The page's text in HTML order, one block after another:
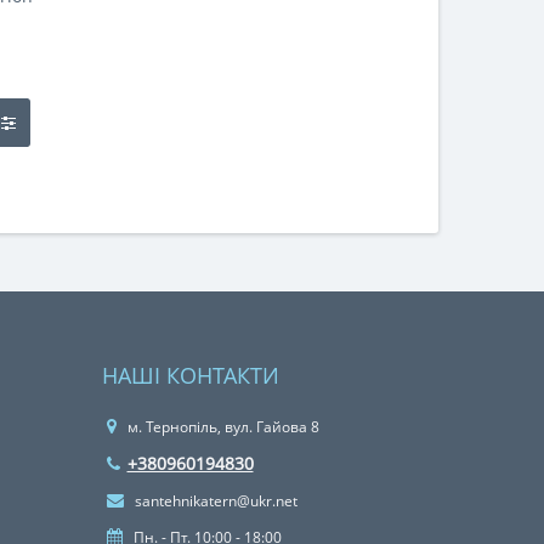
НАШІ КОНТАКТИ
м. Тернопіль, вул. Гайова 8
+380960194830
santehnikatern@ukr.net
Пн. - Пт. 10:00 - 18:00